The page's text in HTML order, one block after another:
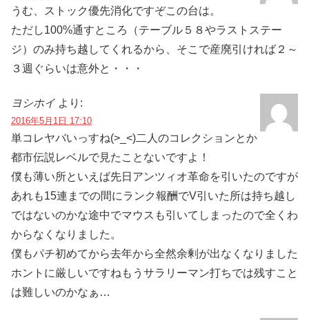
うむ、ストック優先消化ですぞこの台は。
ただし100%通すところ（テーブル５８やラストステー
ジ）のみ持ち越してくれるから、そこで産廃引ければ２～
３週ぐらいは意外と・・・
ヨシホイ より:
2016年5月1日 17:10
単コレヤバいっすね(>_<)二人のコレクションとか
都市伝説レベルで見たことないですよ！
僕も薄い所といえば先日アンツィオ革命を引いたのですが
あれも15連までの間にランク報酬でV引いた所は持ち越し
ではないのかな途中でマウスも引いてしまったので全くわ
からなくなりました。
僕もパチ初めてから去年から全然余剰が出なくなりました
ホントに厳しいですねもうサラリーマン打ちでは残すこと
は難しいのかなぁ…